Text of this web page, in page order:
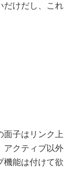
だけだし、これ
面子はリンク上
アクティブ以外
機能は付けて欲